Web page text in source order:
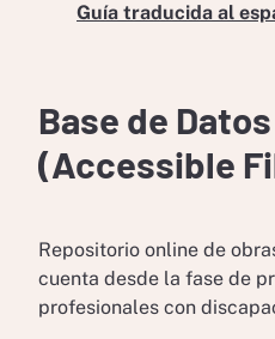
Guía traducida al
Base de
(Accessible
Repositorio online de
cuenta desde la fase de
profesionales con